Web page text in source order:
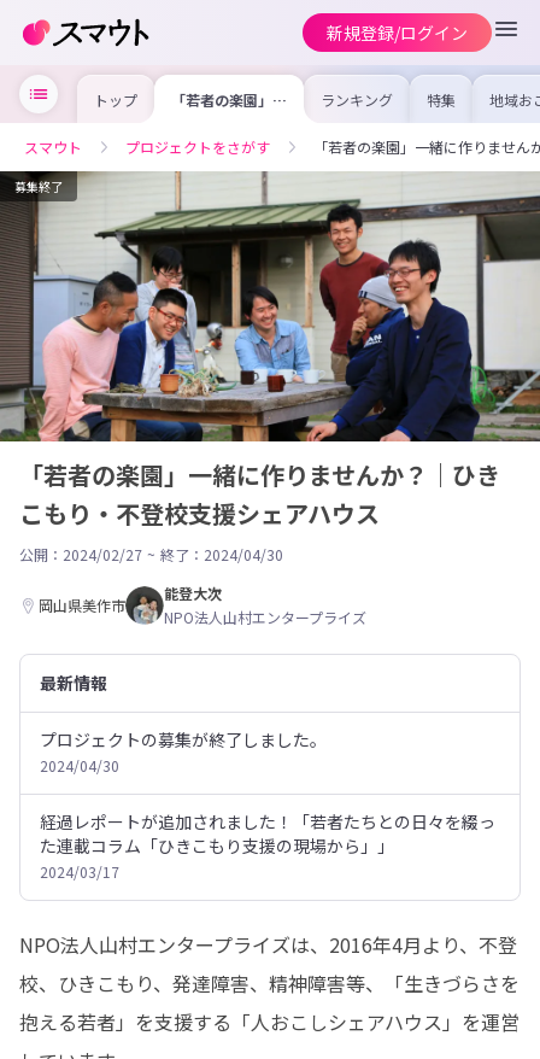
新規登録/ログイン
トップ 「若者の楽園」一
緒に作りません
り・不登校支援シ
ェアハウス
ランキング 特集 地域お
の求
を集め
事内容
を比較
合った
スマウト プロジェクトをさがす 「若者の楽園」一緒に作りませ
募集終了
「若者の楽園」一緒に作りませんか？｜ひき
こもり・不登校支援シェアハウス
公開：2024/02/27 ~ 終了：2024/04/30
岡山県美作市
能登大次
NPO法人山村エンタープライズ
最新情報
プロジェクトの募集が終了しました。
2024/04/30
経過レポートが追加されました！「若者たちとの日々を綴っ
た連載コラム「ひきこもり支援の現場から」」
2024/03/17
NPO法人山村エンタープライズは、2016年4月より、不登
校、ひきこもり、発達障害、精神障害等、「生きづらさを
抱える若者」を支援する「人おこしシェアハウス」を運営